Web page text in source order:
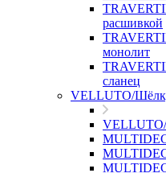
расшивкой
монолит
сланец
VELLUTO/Шёлк,
VELLUTO/